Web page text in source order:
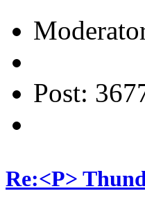
Post:
Re:<P>